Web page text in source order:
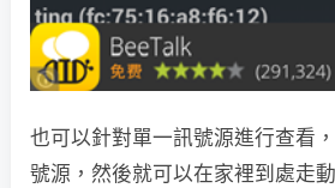
也可以針對單一訊號源進行查看
號源，然後就可以在家裡到處走